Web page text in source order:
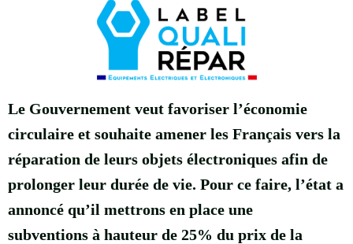
Le Gouvernement veut favoriser l’économie
circulaire et souhaite amener les Français vers la
réparation de leurs objets électroniques afin de
prolonger leur durée de vie. Pour ce faire, l’état a
annoncé qu’il mettrons en place une
subventions à hauteur de 25% du prix de la